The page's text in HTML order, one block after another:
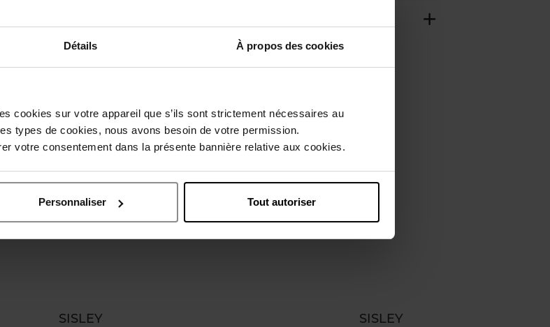
Détails À propos des cookies
cookies sur votre appareil que s’ils sont strictement nécessaires au
types de cookies, nous avons besoin de votre permission.
votre consentement dans la présente bannière relative aux cookies.
Personnaliser Tout autoriser
aimerez peut-être
SISLEY SISLEY